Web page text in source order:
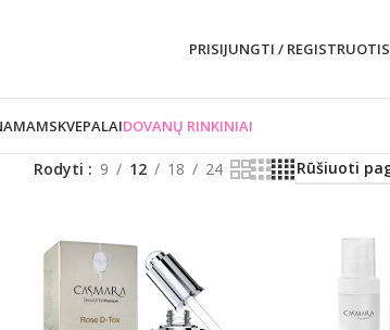
PRISIJUNGTI / REGISTRUOTIS
KVEPALAIDOVANŲ RINKINIAI
Rodyti 9 12 18 24